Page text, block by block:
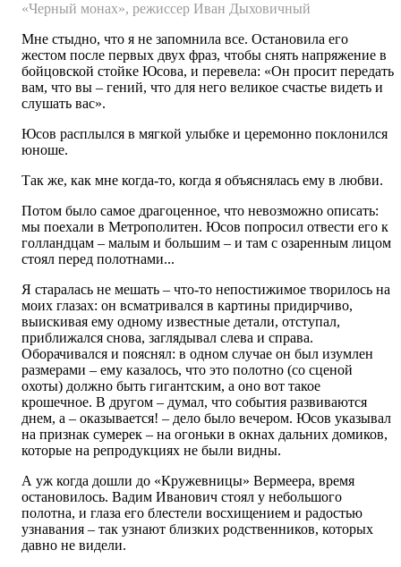
«Черный монах», режиссер Иван Дыховичный
Мне стыдно, что я не запомнила все. Остановила его
жестом после первых двух фраз, чтобы снять напряжение в
бойцовской стойке Юсова, и перевела: «Он просит передать
вам, что вы – гений, что для него великое счастье видеть и
слушать вас».
Юсов расплылся в мягкой улыбке и церемонно поклонился
юноше.
Так же, как мне когда-то, когда я объяснялась ему в любви.
Потом было самое драгоценное, что невозможно описать:
мы поехали в Метрополитен. Юсов попросил отвести его к
голландцам – малым и большим – и там с озаренным лицом
стоял перед полотнами...
Я старалась не мешать – что-то непостижимое творилось на
моих глазах: он всматривался в картины придирчиво,
выискивая ему одному известные детали, отступал,
приближался снова, заглядывал слева и справа.
Оборачивался и пояснял: в одном случае он был изумлен
размерами – ему казалось, что это полотно (со сценой
охоты) должно быть гигантским, а оно вот такое
крошечное. В другом – думал, что события развиваются
днем, а – оказывается! – дело было вечером. Юсов указывал
на признак сумерек – на огоньки в окнах дальних домиков,
которые на репродукциях не были видны.
А уж когда дошли до «Кружевницы» Вермеера, время
остановилось. Вадим Иванович стоял у небольшого
полотна, и глаза его блестели восхищением и радостью
узнавания – так узнают близких родственников, которых
давно не видели.